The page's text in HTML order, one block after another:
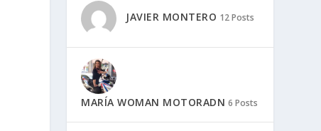
JAVIER MONTERO 12 Posts
MARÍA WOMAN MOTORADN 6 Posts